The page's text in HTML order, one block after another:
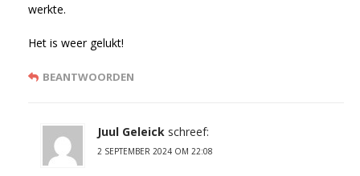
werkte.
Het is weer gelukt!
BEANTWOORDEN
Juul Geleick schreef:
2 SEPTEMBER 2024 OM 22:08